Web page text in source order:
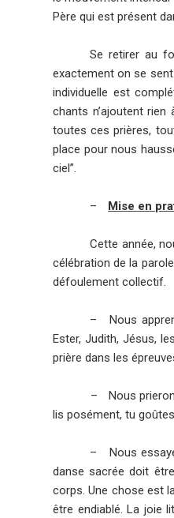
Père qui est présent
Se retirer au
exactement on se
individuelle est
chants n’ajoutent
toutes ces prières,
place pour nous
ciel”.
– Mise en
Cette année,
célébration de la
défoulement collectif.
–
Nous
Ester, Judith, Jésus,
prière dans les
–
Nous
lis posément, tu
–
Nous
danse sacrée doit
corps. Une chose est
être endiablé. La joie